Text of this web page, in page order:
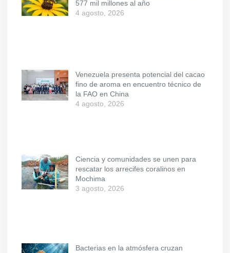
577 mil millones al año
4 agosto, 2026
Venezuela presenta potencial del cacao
fino de aroma en encuentro técnico de
la FAO en China
4 agosto, 2026
Ciencia y comunidades se unen para
rescatar los arrecifes coralinos en
Mochima
3 agosto, 2026
Bacterias en la atmósfera cruzan